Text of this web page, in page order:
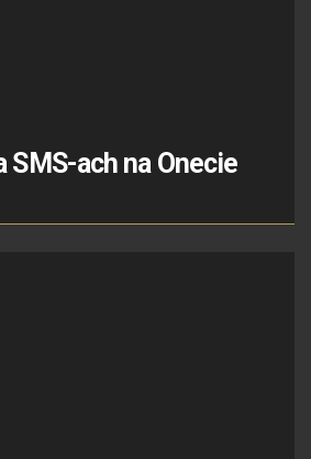
SMS-ach na Onecie